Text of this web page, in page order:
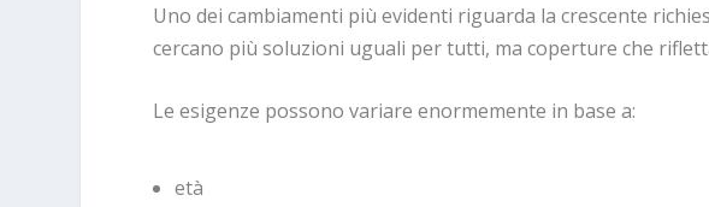
Uno dei cambiamenti più evidenti riguarda la crescente
cercano più soluzioni uguali per tutti, ma coperture che
Le esigenze possono variare enormemente in base a:
età